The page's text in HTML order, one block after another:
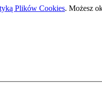
Plików Cookies. Możesz